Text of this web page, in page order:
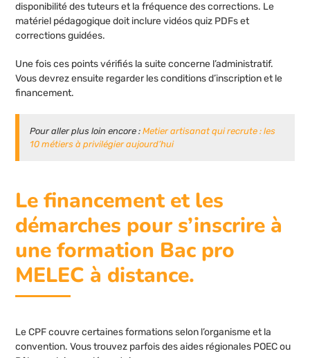
disponibilité des tuteurs et la fréquence des corrections. Le
matériel pédagogique doit inclure vidéos quiz PDFs et
corrections guidées.
Une fois ces points vérifiés la suite concerne l’administratif.
Vous devrez ensuite regarder les conditions d’inscription et le
financement.
Pour aller plus loin encore :Metier artisanat qui recrute : les
10 métiers à privilégier aujourd’hui
Le financement et les
démarches pour s’inscrire à
une formation Bac pro
MELEC à distance.
Le CPF couvre certaines formations selon l’organisme et la
convention. Vous trouvez parfois des aides régionales POEC ou